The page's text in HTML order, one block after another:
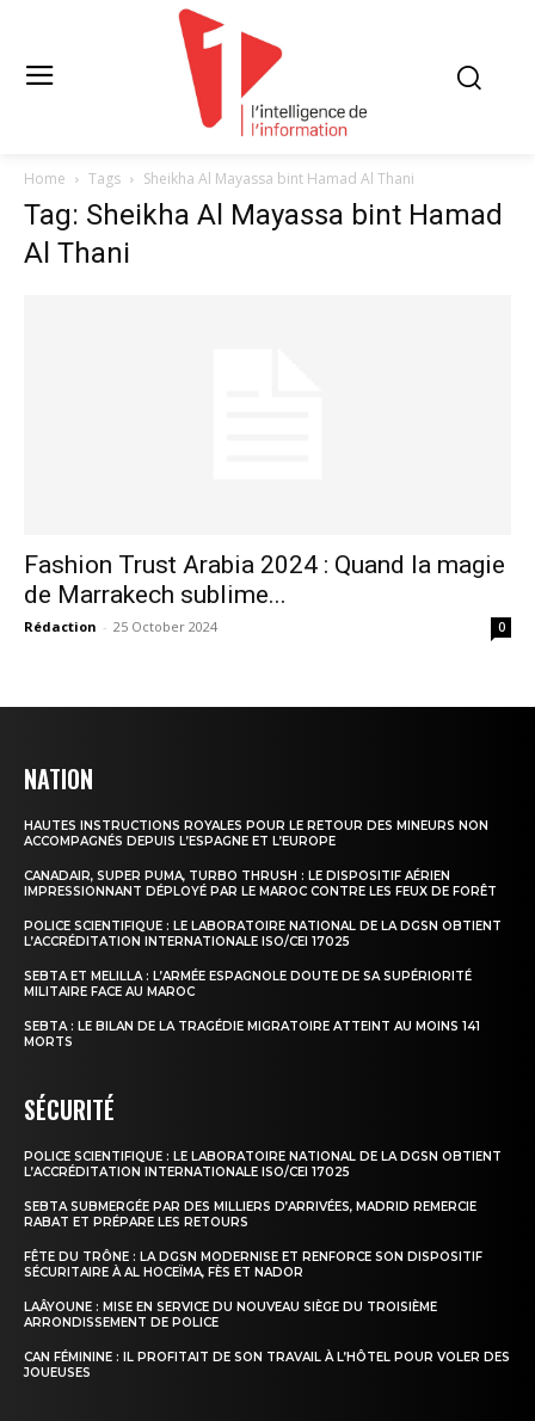
le1.ma
l'information
Home Tags Sheikha Al Mayassa bint Hamad Al Thani
Tag: Sheikha Al Mayassa bint Hamad
Al Thani
Fashion Trust Arabia 2024 : Quand la magie
de Marrakech sublime...
Rédaction - 25 October 2024 0
NATION
HAUTES INSTRUCTIONS ROYALES POUR LE RETOUR DES MINEURS NON
ACCOMPAGNÉS DEPUIS L’ESPAGNE ET L’EUROPE
CANADAIR, SUPER PUMA, TURBO THRUSH : LE DISPOSITIF AÉRIEN
IMPRESSIONNANT DÉPLOYÉ PAR LE MAROC CONTRE LES FEUX DE FORÊT
POLICE SCIENTIFIQUE : LE LABORATOIRE NATIONAL DE LA DGSN OBTIENT
L’ACCRÉDITATION INTERNATIONALE ISO/CEI 17025
SEBTA ET MELILLA : L’ARMÉE ESPAGNOLE DOUTE DE SA SUPÉRIORITÉ
MILITAIRE FACE AU MAROC
SEBTA : LE BILAN DE LA TRAGÉDIE MIGRATOIRE ATTEINT AU MOINS 141
MORTS
SÉCURITÉ
POLICE SCIENTIFIQUE : LE LABORATOIRE NATIONAL DE LA DGSN OBTIENT
L’ACCRÉDITATION INTERNATIONALE ISO/CEI 17025
SEBTA SUBMERGÉE PAR DES MILLIERS D’ARRIVÉES, MADRID REMERCIE
RABAT ET PRÉPARE LES RETOURS
FÊTE DU TRÔNE : LA DGSN MODERNISE ET RENFORCE SON DISPOSITIF
SÉCURITAIRE À AL HOCEÏMA, FÈS ET NADOR
LAÂYOUNE : MISE EN SERVICE DU NOUVEAU SIÈGE DU TROISIÈME
ARRONDISSEMENT DE POLICE
CAN FÉMININE : IL PROFITAIT DE SON TRAVAIL À L’HÔTEL POUR VOLER DES
JOUEUSES